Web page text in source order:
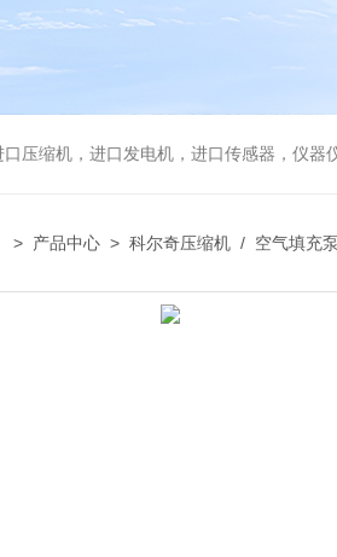
口压缩机，进口发电机，进口传感器，仪器
> 产品中心 > 科尔奇压缩机 / 空气填充泵